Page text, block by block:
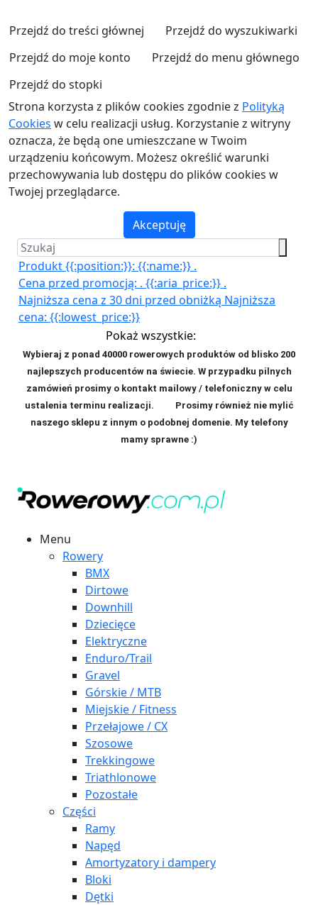
Przejdź do treści głównej
Przejdź do wyszukiwarki
Przejdź do moje konto
Przejdź do menu głównego
Przejdź do stopki
Strona korzysta z plików cookies zgodnie z Polityką
Cookies w celu realizacji usług. Korzystanie z witryny
oznacza, że będą one umieszczane w Twoim
urządzeniu końcowym. Możesz określić warunki
przechowywania lub dostępu do plików cookies w
Twojej przeglądarce.
Akceptuję
Produkt {{:position:}}: {{:name:}} .
Cena przed promocją: . {{:aria_price:}} .
Najniższa cena z 30 dni przed obniżką Najniższa
cena: {{:lowest_price:}}
Pokaż wszystkie:
Wybieraj z ponad 40000 rowerowych produktów od blisko 200
najlepszych producentów na świecie. W przypadku pilnych
zamówień prosimy o kontakt mailowy / telefoniczny w celu
ustalenia terminu realizacji. Prosimy również nie mylić
naszego sklepu z innym o podobnej domenie. My telefony
mamy sprawne :)
Menu
Rowery
BMX
Dirtowe
Downhill
Dziecięce
Elektryczne
Enduro/Trail
Gravel
Górskie / MTB
Miejskie / Fitness
Przełajowe / CX
Szosowe
Trekkingowe
Triathlonowe
Pozostałe
Części
Ramy
Napęd
Amortyzatory i dampery
Bloki
Dętki